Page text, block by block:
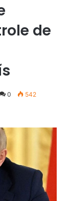
de
0 542